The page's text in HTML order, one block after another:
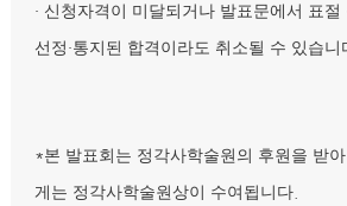
· 신청자격이 미달되거나 발표문에서 표절
선정 ·통지된 합격이라도 취소될 수 있습니
*본 발표회는 정각사학술원의 후원을 받
게는 정각사학술원상이 수여됩니다